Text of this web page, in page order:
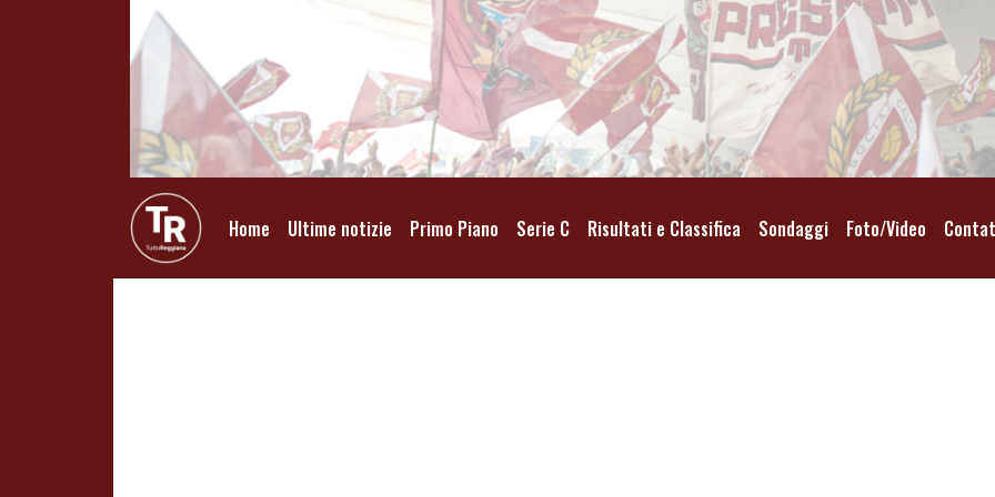
Home Ultime notizie Primo Piano Serie C Risultati e Classifica Sondaggi Foto/Video